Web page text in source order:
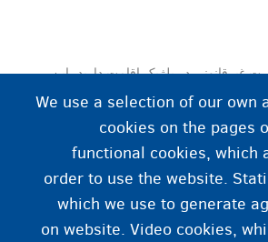
غیرقانونی در بلژیک اقامت دارید، این
دارد که به شما حکم خروج از خاک بدهند
(BGV/OQT). اگر به شما حکم خروج از بلژیک
(BGV/OQT) بدهند، باید بلژیک را ترک کنید و به کشور
یا کشوری بازگردید که در آنجا اجازۀ اقامت
کشور را ظرف مدت مشخصی ترک کنید. با
مهلت، ممکن است به اجبار اخراج شوید.
We use a selection of our own
cookies on the pages
functional cookies, which
order to use the website.
which we use to generate
on website. Video cookies,